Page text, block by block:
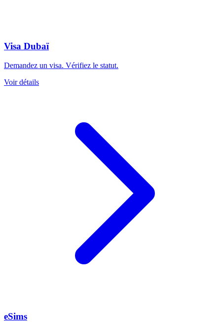
Visa Dubaï
Demandez un visa. Vérifiez le statut.
Voir détails
eSims